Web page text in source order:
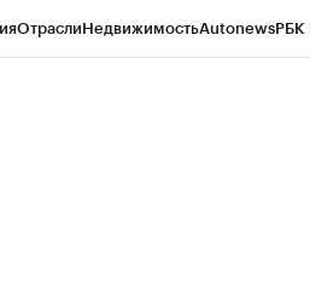
ОтраслиНедвижимостьAutonewsРБК